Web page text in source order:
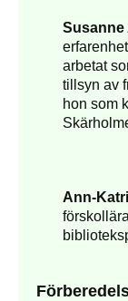
arbetat
tillsyn av
hon som
Ann-